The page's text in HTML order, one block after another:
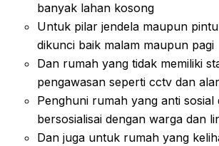
banyak lahan kosong
Untuk pilar jendela maupun
dikunci baik malam maupun pagi
Dan rumah yang tidak memiliki
pengawasan seperti cctv dan
Penghuni rumah yang anti sosial
bersosialisai dengan warga dan
Dan juga untuk rumah yang